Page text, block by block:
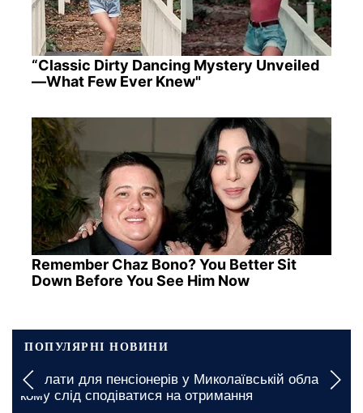
“Classic Dirty Dancing Mystery Unveiled
—What Few Ever Knew"
Remember Chaz Bono? You Better Sit
Down Before You See Him Now
ПОПУЛЯРНІ НОВИНИ
У Чернігівській області вводять багатогодинні
обмеження: де чекають графіки відключення
світла на 6 та 7 серпня